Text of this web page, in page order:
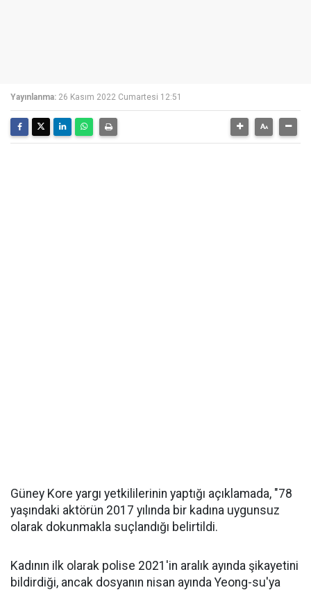
Yayınlanma: 26 Kasım 2022 Cumartesi 12:51
Güney Kore yargı yetkililerinin yaptığı açıklamada, "78
yaşındaki aktörün 2017 yılında bir kadına uygunsuz
olarak dokunmakla suçlandığı belirtildi.
Kadının ilk olarak polise 2021'in aralık ayında şikayetini
bildirdiği, ancak dosyanın nisan ayında Yeong-su'ya